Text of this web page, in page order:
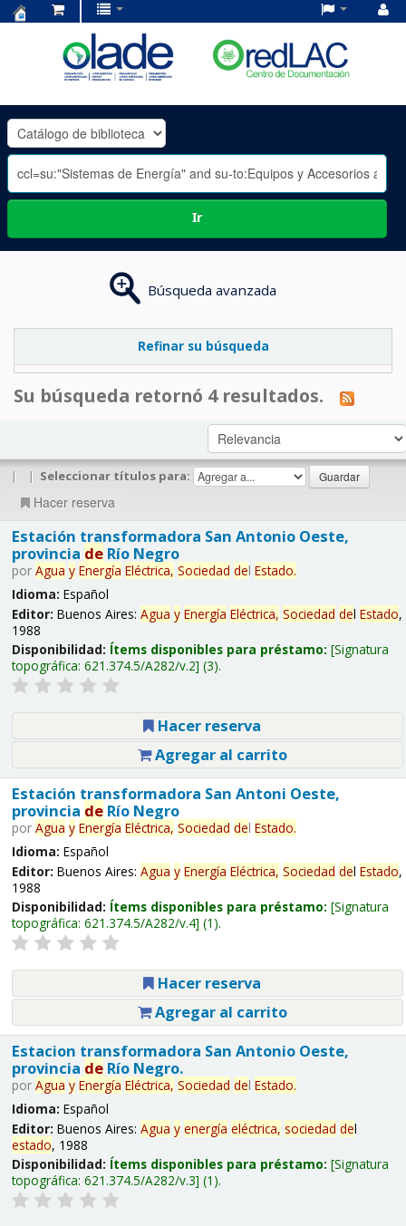
OLADE
-
Ir
Búsqueda avanzada
Refinar su búsqueda
Su búsqueda retornó 4 resultados.
| | Seleccionar títulos para:
Hacer reserva
Estación transformadora San Antonio Oeste,
provincia deRío Negro
por Agua y Energía Eléctrica, Sociedad del Estado.
Idioma: Español
Editor: Buenos Aires: Agua y Energía Eléctrica, Sociedad del Estado,
1988
Disponibilidad: Ítems disponibles para préstamo: Signatura
topográfica: 621.374.5/A282/v.2 (3).
Hacer reserva
Agregar al carrito
Estación transformadora San Antoni Oeste,
provincia deRío Negro
por Agua y Energía Eléctrica, Sociedad del Estado.
Idioma: Español
Editor: Buenos Aires: Agua y Energía Eléctrica, Sociedad del Estado,
1988
Disponibilidad: Ítems disponibles para préstamo: Signatura
topográfica: 621.374.5/A282/v.4 (1).
Hacer reserva
Agregar al carrito
Estacion transformadora San Antonio Oeste,
provincia deRío Negro.
por Agua y Energía Eléctrica, Sociedad del Estado.
Idioma: Español
Editor: Buenos Aires: Agua y energía eléctrica, sociedad del
estado, 1988
Disponibilidad: Ítems disponibles para préstamo: Signatura
topográfica: 621.374.5/A282/v.3 (1).